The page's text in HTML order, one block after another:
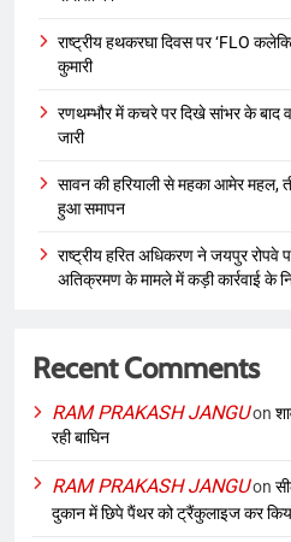
राष्ट्रीय हथकरघा दिवस पर ‘FLO
कुमारी
रणथम्भौर में कचरे पर दिखे सांभर के बाद
जारी
सावन की हरियाली से महका आमेर महल,
हुआ समापन
राष्ट्रीय हरित अधिकरण ने जयपुर रोपवे
अतिक्रमण के मामले में कड़ी कार्रवाई के
Recent Comments
RAM PRAKASH JANGUon
रही बाघिन
RAM PRAKASH JANGUon
दुकान में छिपे पैंथर को ट्रैंकुलाइज कर